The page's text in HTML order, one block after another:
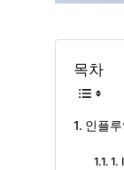
목차
인플
1.